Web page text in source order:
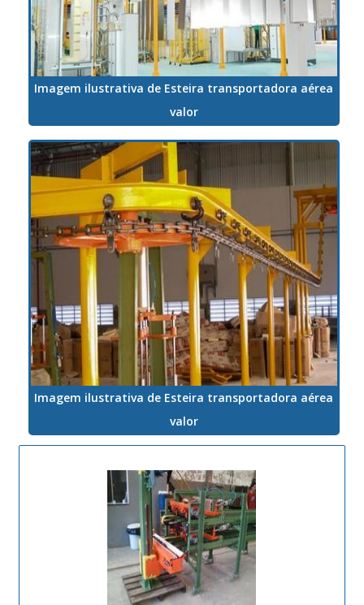
Imagem ilustrativa de Esteira transportadora aérea
valor
Imagem ilustrativa de Esteira transportadora aérea
valor